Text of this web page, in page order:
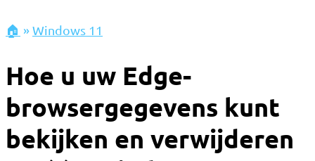
🏠 »Windows 11
Hoe u uw Edge-
browsergegevens kunt
bekijken en verwijderen